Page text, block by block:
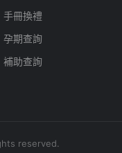
手冊換禮
孕期查詢
補助查詢
reserved.